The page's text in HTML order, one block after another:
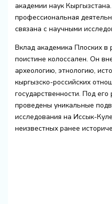
академии наук
профессиональная
связана с научными
Вклад академика Плоских в
поистине колоссален. Он
археологию, этнологию,
кыргызско-российских
государственности. Под
проведены уникальные
исследования на Иссык-
неизвестных ранее